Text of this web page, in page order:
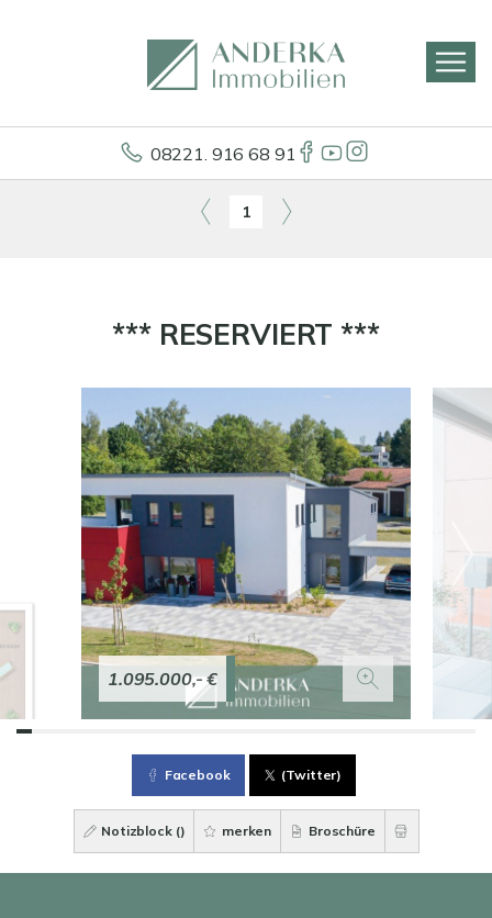
08221. 916 68 91
1
*** RESERVIERT ***
1.095.000,- €
Facebook (Twitter)
Notizblock () merken Broschüre